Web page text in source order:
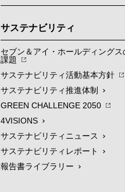
サステナビリティ
セブン＆アイ・ホールディングス
課題
サステナビリティ活動基本方針
サステナビリティ推進体制
GREEN CHALLENGE 2050
4VISIONS
サステナビリティニュース
サステナビリティレポート
報告書ライブラリー